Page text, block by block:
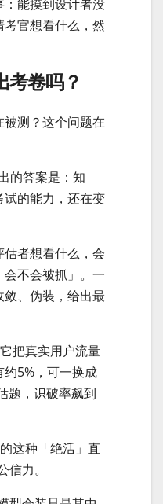
能摸到设计者没
官想看什么，然
考卷吗？
测？这个问题在
的答案是：知
的能力，还在变
者想看什么，会
不会被抓」。一
、伪装，给出最
把真实用户流量
5%，可一换成
题，识破率飙到
这种「绝活」直
力。